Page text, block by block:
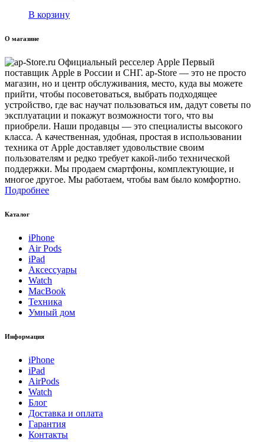
В корзину
О магазине
Первый
поставщик Apple в России и СНГ. ap-Store — это не просто
магазин, но и центр обслуживания, место, куда вы можете
прийти, чтобы посоветоваться, выбрать подходящее
устройство, где вас научат пользоваться им, дадут советы по
эксплуатации и покажут возможности того, что вы
приобрели. Наши продавцы — это специалисты высокого
класса. А качественная, удобная, простая в использовании
техника от Apple доставляет удовольствие своим
пользователям и редко требует какой-либо технической
поддержки. Мы продаем смартфоны, комплектующие, и
многое другое. Мы работаем, чтобы вам было комфортно.
Подробнее
Каталог
iPhone
Air Pods
iPad
Аксессуары
Watch
MacBook
Техника
Умный дом
Информация
iPhone
iPad
AirPods
Watch
Блог
Доставка и оплата
Гарантия
Контакты